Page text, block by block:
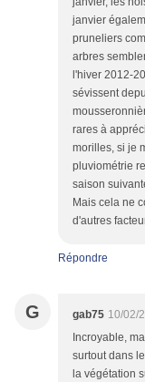
janvier
pruneliers
arbres
l'hiver 2012-
sévissent
rares à
morilles, si je
pluviométrie
saison
Mais cela ne
d'autres
Répondre
G gab75 10/02/
Incroyable,
surtout dans
la végétation